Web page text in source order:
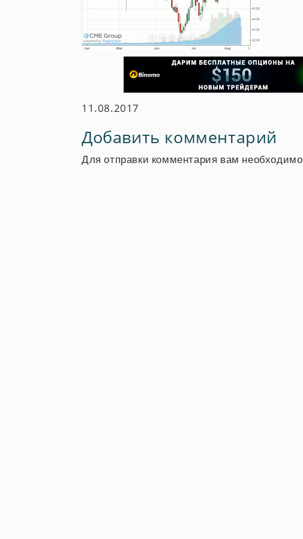
11.08.2017
Добавить комментарий
Для отправки комментария вам необходимо